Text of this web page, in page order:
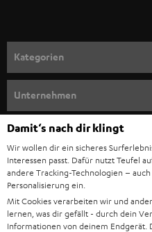
n
m
e
l
d
u
n
g
Kategorien
SOUNDBAR
HIFI-LAUTSPRECHER
SMART HOME
Unternehmen
SUPPORT
KARRIERE
PRESSE & MARKETING
GESCHÄFTSKUNDEN
Teufel Onlineshops
DEUTSCHLAND
ÖSTERREICH
Damit‘s nach dir klingt
Wir wollen dir ein sicheres
Interessen passt. Dafür nutzt Teufel
andere Tracking-Technologien –
Personalisierung ein.
Mit Cookies verarbeiten wir und
lernen, was dir gefällt - durch dein
Informationen von deinem Endgerät.